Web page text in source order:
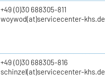
+49 (0)30 688305-811
woywod(at)servicecenter-khs.de
+49 (0)30 688305-816
schinzel(at)servicecenter-khs.de